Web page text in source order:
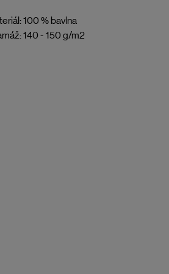
100 % bavlna
140 - 150 g/m2